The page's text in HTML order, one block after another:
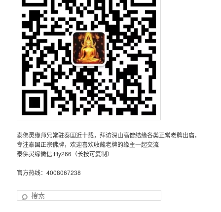
泰佛灵缘师兄常驻泰国近十载，拜访深山高僧结缘各类正常老牌出庙，
专注泰国正宗佛牌，欢迎喜欢收藏老牌的缘主一起交流
泰佛灵缘微信:tfly266（长按可复制）
官方热线：4008067238
搜